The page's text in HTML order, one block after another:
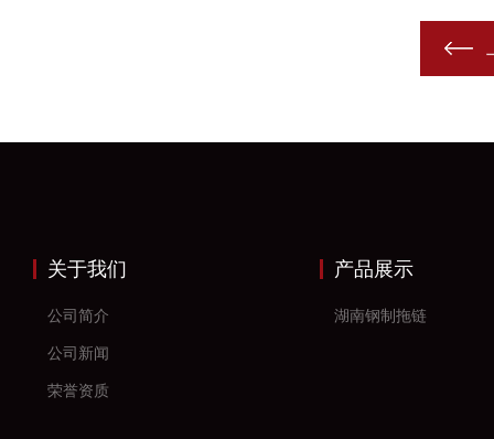
关于我们
公司简介
公司新闻
荣誉资质
产品展示
湖南钢制拖链